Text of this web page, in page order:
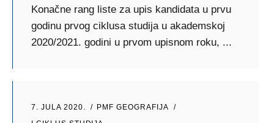
Konačne rang liste za upis kandidata u prvu
godinu prvog ciklusa studija u akademskoj
2020/2021. godini u prvom upisnom roku,
7. JULA 2020.
PMF GEOGRAFIJA